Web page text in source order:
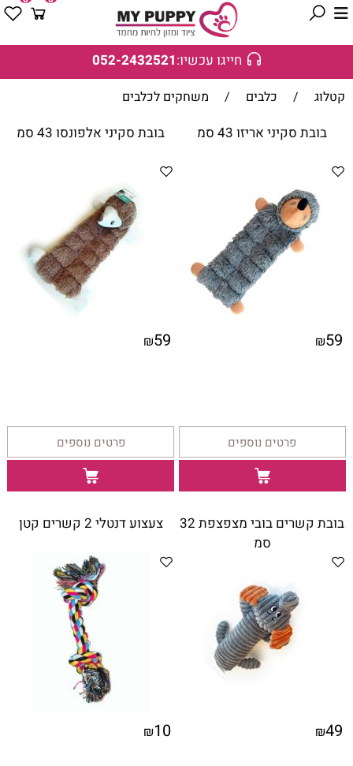
חייגו עכשיו:052-2432521
קטלוג / כלבים / משחקים לכלבים
בובת סקיני אריזו 43 סמ
₪59
פרטים נוספים
בובת סקיני אלפונסו 43 סמ
₪59
פרטים נוספים
בובת קשרים בובי מצפצפת 32
סמ
₪49
צעצוע דנטלי 2 קשרים קטן
₪10